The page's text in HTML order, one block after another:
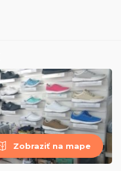
Zobraziť na mape